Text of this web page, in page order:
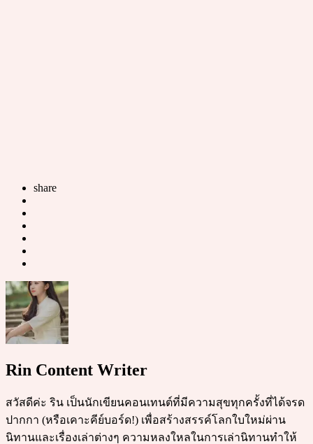
share
Rin Content Writer
สวัสดีค่ะ ริน เป็นนักเขียนคอนเทนต์ที่มีความสุขทุกครั้งที่ได้จรด
ปากกา (หรือเคาะคีย์บอร์ด!) เพื่อสร้างสรรค์โลกใบใหม่ผ่าน
นิทานและเรื่องเล่าต่างๆ ความหลงใหลในการเล่านิทานทำให้